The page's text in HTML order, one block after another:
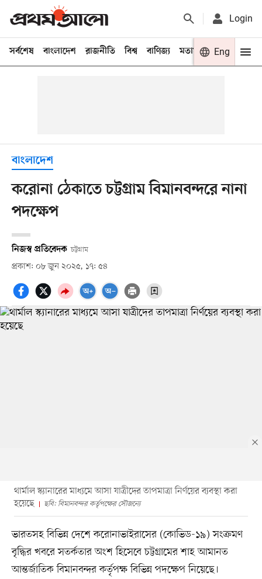
Login
সর্বশেষ বাংলাদেশ রাজনীতি বিশ্ব বাণিজ্য মতামত খেলা
Eng
বাংলাদেশ
করোনা ঠেকাতে চট্টগ্রাম বিমানবন্দরে নানা
পদক্ষেপ
নিজস্ব প্রতিবেদক চট্টগ্রাম
প্রকাশ: ০৮ জুন ২০২৫, ১৭: ৫৪
থার্মাল স্ক্যানারের মাধ্যমে আসা যাত্রীদের তাপমাত্রা নির্ণয়ের ব্যবস্থা করা
হয়েছে
ছবি: বিমানবন্দর কর্তৃপক্ষের সৌজন্যে
ভারতসহ বিভিন্ন দেশে করোনাভাইরাসের (কোভিড-১৯) সংক্রমণ
বৃদ্ধির খবরে সতর্কতার অংশ হিসেবে চট্টগ্রামের শাহ আমানত
আন্তর্জাতিক বিমানবন্দর কর্তৃপক্ষ বিভিন্ন পদক্ষেপ নিয়েছে।